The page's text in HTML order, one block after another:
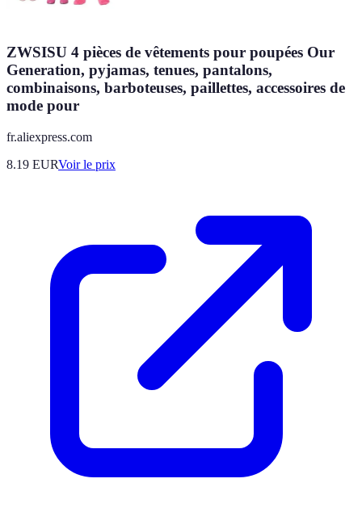
ZWSISU 4 pièces de vêtements pour poupées Our
Generation, pyjamas, tenues, pantalons,
combinaisons, barboteuses, paillettes, accessoires de
mode pour
fr.aliexpress.com
8.19 EURVoir le prix